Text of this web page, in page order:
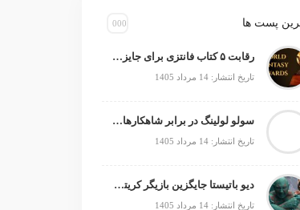
پست ها
رقابت ۵ کتاب فانتزی برای جایزه جهانی ۲۰۲۶
تاریخ انتشار: 14 مرداد 1405
سولو لولینگ در برابر شاهکارهای انیمه؛ چه چیزی کم دارد؟
تاریخ انتشار: 14 مرداد 1405
دیو باتیستا جایگزین بازیگر کریتوس می‌شود؟
تاریخ انتشار: 14 مرداد 1405